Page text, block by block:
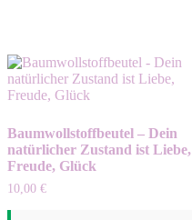
der
Produktseite
Baumwollstoffbeutel – Dein
natürlicher Zustand ist Liebe,
Freude, Glück
10,00 €